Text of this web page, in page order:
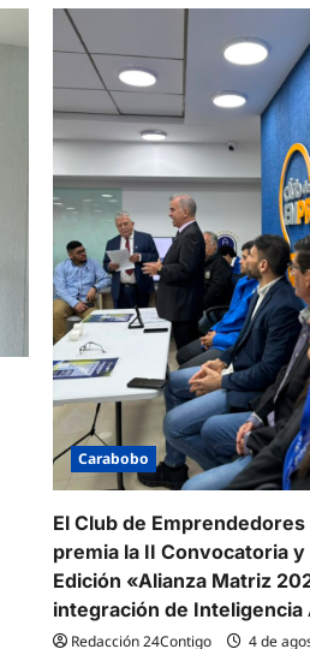
Carabobo
El Club de Emprendedores
premia la II Convocatoria y
Edición «Alianza Matriz
integración de Inteligencia
Redacción 24Contigo 4 de